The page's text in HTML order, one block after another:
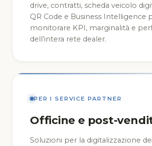
drive, contratti, scheda veicolo
QR Code e Business Intelligence
monitorare KPI, marginalità e
dell’intera rete dealer.
PER I SERVICE PARTNER
Officine e post-
Soluzioni per la digitalizzazione